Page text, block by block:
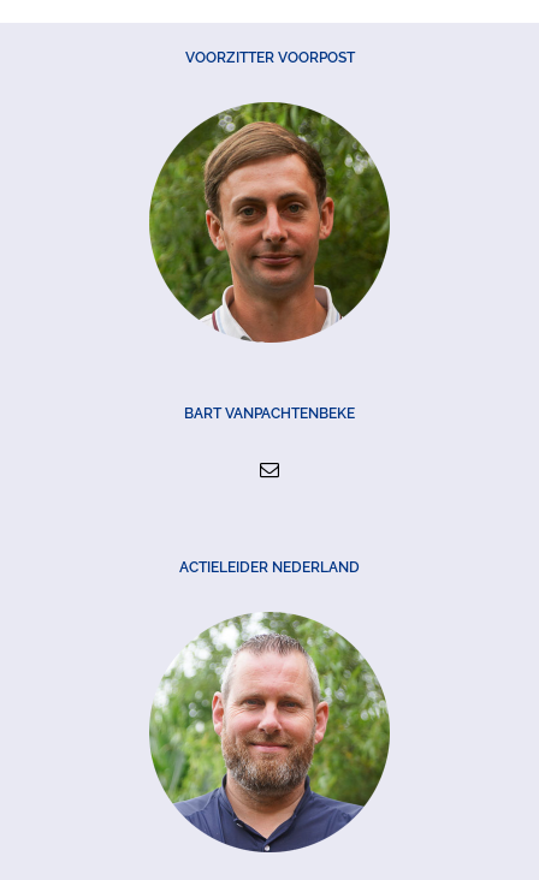
VOORZITTER VOORPOST
BART VANPACHTENBEKE
ACTIELEIDER NEDERLAND